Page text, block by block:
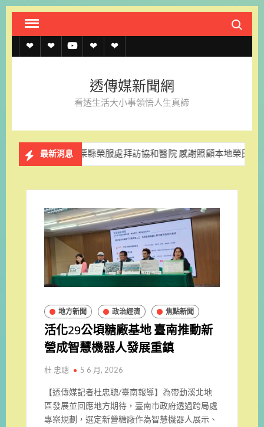
Skip
content
Search
透
約
透
上
記
單
透 聯
我
官
LINE
透傳媒新聞網
看透生活大小事領悟人生真諦
最新消息
栗縣榮服處拜訪協和醫院 感謝照顧本地榮民眷 苗栗縣
地方新聞 政治經濟 焦點新聞
活化29公頃糖廠基地 臺南推動新
營成智慧機器人發展重鎮
杜 忠聰 5 6 月, 2026
【透傳媒記者杜忠聰/臺南報導】為帶動溪北地
區發展並回應地方期待，臺南市政府透過跨局處
專案規劃，選定新營糖廠作為智慧機器人展示、